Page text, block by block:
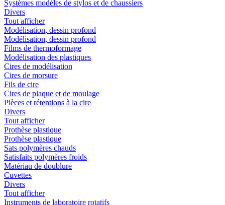
Systèmes modèles de stylos et de chaussiers
Divers
Tout afficher
Modélisation, dessin profond
Modélisation, dessin profond
Films de thermoformage
Modélisation des plastiques
Cires de modélisation
Cires de morsure
Fils de cire
Cires de plaque et de moulage
Pièces et rétentions à la cire
Divers
Tout afficher
Prothèse plastique
Prothèse plastique
Sats polymères chauds
Satisfaits polymères froids
Matériau de doublure
Cuvettes
Divers
Tout afficher
Instruments de laboratoire rotatifs